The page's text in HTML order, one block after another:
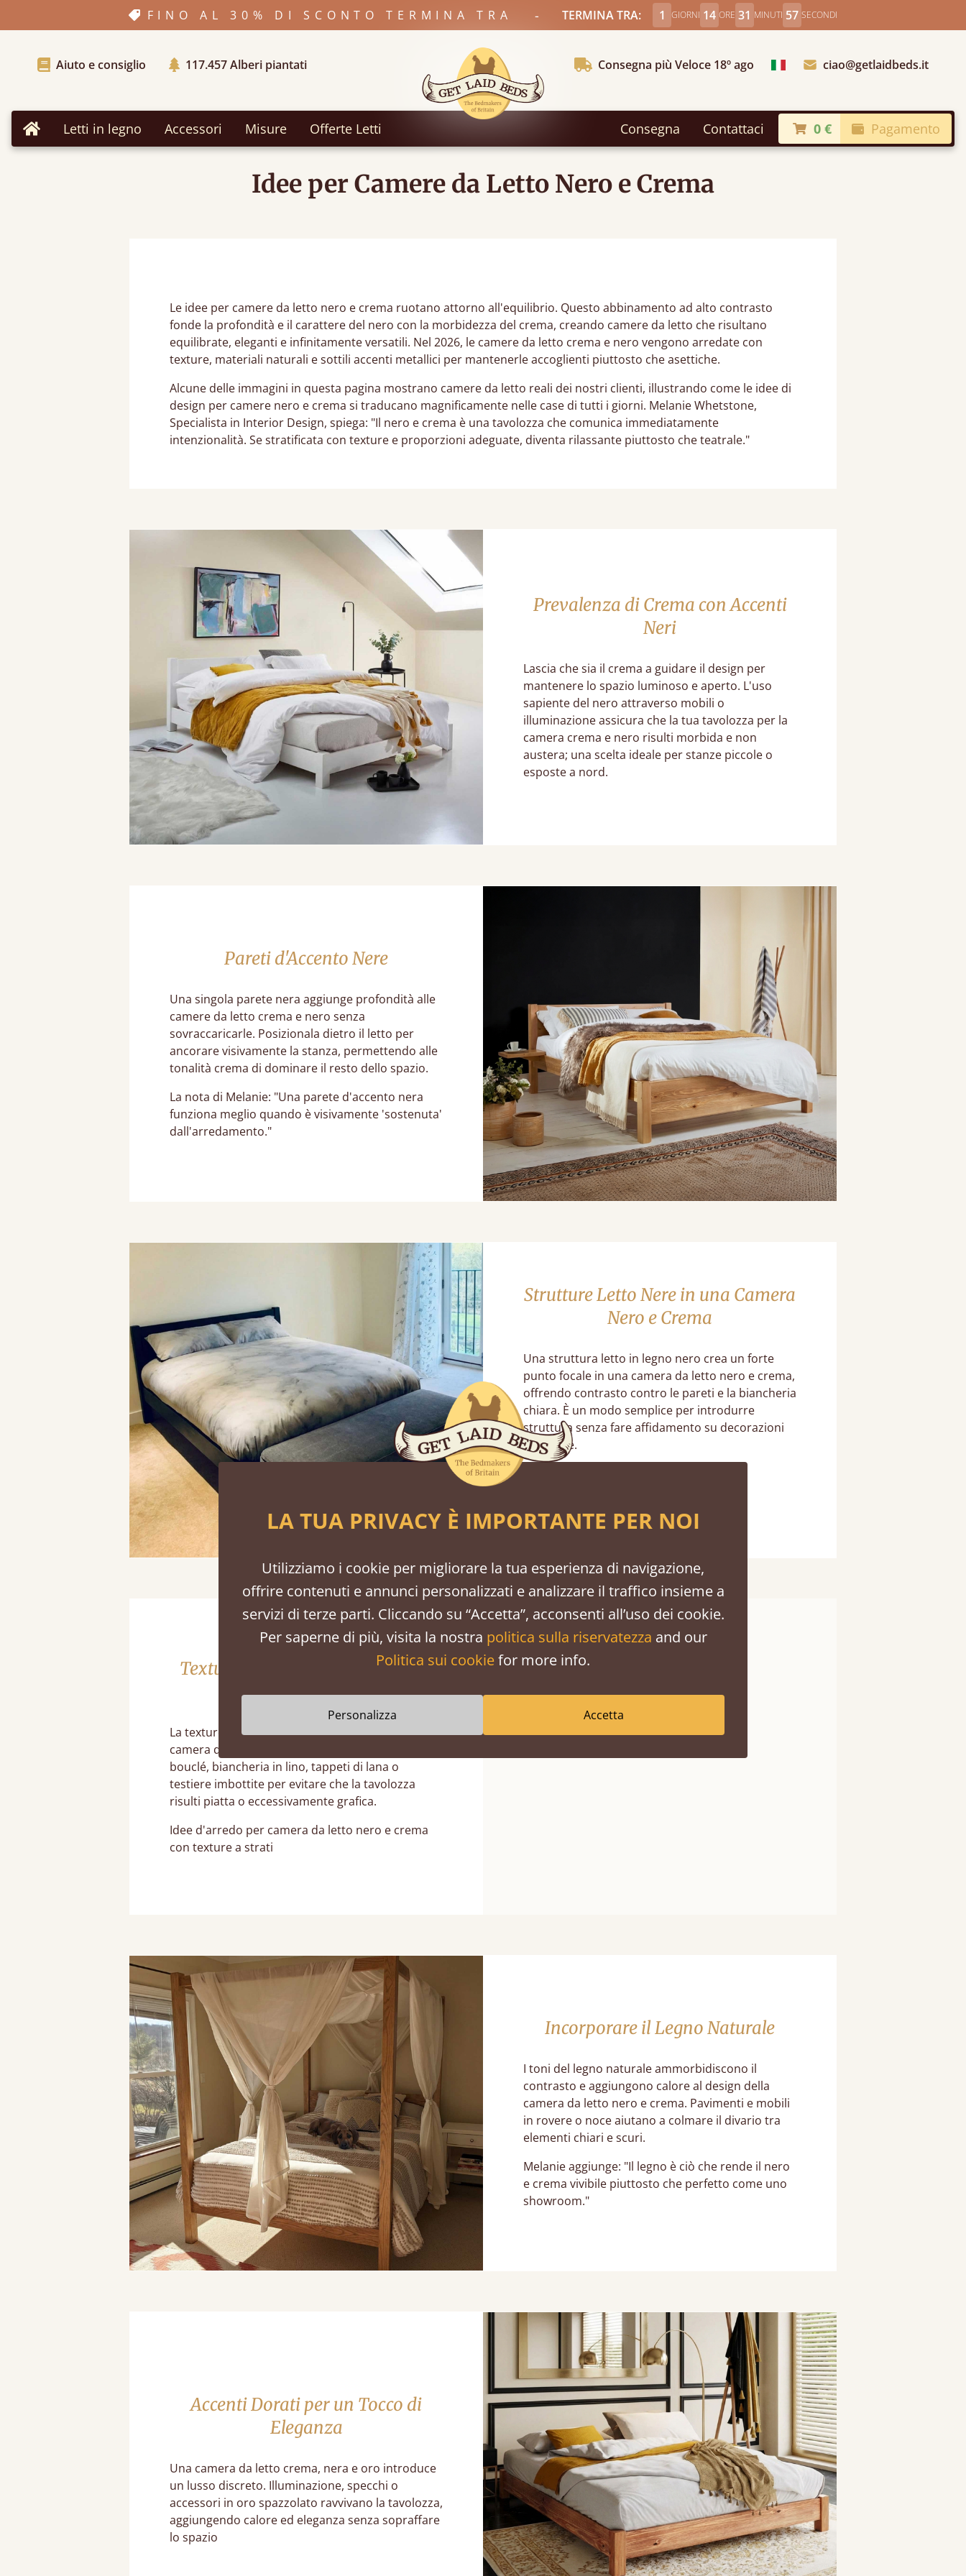
FINO AL 30% DI SCONTO TERMINA TRA - TERMINA TRA: 1 GIORNI 14 ORE 31 MINUTI 56 SECONDI
Aiuto e consiglio 117.457Alberi piantati Consegna più Veloce 18º ago Scegli Paeseciao@getlaidbeds.it
Home Letti in legno Accessori Misure Offerte Letti Consegna Contattaci 0 € Pagamento
Idee per Camere da Letto Nero e Crema
Le idee per camere da letto nero e crema ruotano attorno all'equilibrio. Questo abbinamento ad alto contrasto
fonde la profondità e il carattere del nero con la morbidezza del crema, creando camere da letto che risultano
equilibrate, eleganti e infinitamente versatili. Nel 2026, le camere da letto crema e nero vengono arredate con
texture, materiali naturali e sottili accenti metallici per mantenerle accoglienti piuttosto che asettiche.
Alcune delle immagini in questa pagina mostrano camere da letto reali dei nostri clienti, illustrando come le idee di
design per camere nero e crema si traducano magnificamente nelle case di tutti i giorni. Melanie Whetstone,
Specialista in Interior Design, spiega: "Il nero e crema è una tavolozza che comunica immediatamente
intenzionalità. Se stratificata con texture e proporzioni adeguate, diventa rilassante piuttosto che teatrale."
Prevalenza di Crema con Accenti
Neri
Lascia che sia il crema a guidare il design per
mantenere lo spazio luminoso e aperto. L'uso
sapiente del nero attraverso mobili o
illuminazione assicura che la tua tavolozza per la
camera crema e nero risulti morbida e non
austera; una scelta ideale per stanze piccole o
esposte a nord.
Pareti d'Accento Nere
Una singola parete nera aggiunge profondità alle
camere da letto crema e nero senza
sovraccaricarle. Posizionala dietro il letto per
ancorare visivamente la stanza, permettendo alle
tonalità crema di dominare il resto dello spazio.
La nota di Melanie: "Una parete d'accento nera
funziona meglio quando è visivamente 'sostenuta'
dall'arredamento."
Strutture Letto Nere in una Camera
Nero e Crema
Una struttura letto in legno nero crea un forte
punto focale in una camera da letto nero e crema,
offrendo contrasto contro le pareti e la biancheria
chiara. È un modo semplice per introdurre
struttura senza fare affidamento su decorazioni
eccessive.
Texture a Strati per Idee d'Arredo
Camera Nero e Crema
La texture è essenziale per le idee d'arredo di una
camera da letto nero e crema. Pensa a plaid in
bouclé, biancheria in lino, tappeti di lana o
testiere imbottite per evitare che la tavolozza
risulti piatta o eccessivamente grafica.
Idee d'arredo per camera da letto nero e crema
con texture a strati
Incorporare il Legno Naturale
I toni del legno naturale ammorbidiscono il
contrasto e aggiungono calore al design della
camera da letto nero e crema. Pavimenti e mobili
in rovere o noce aiutano a colmare il divario tra
elementi chiari e scuri.
Melanie aggiunge: "Il legno è ciò che rende il nero
e crema vivibile piuttosto che perfetto come uno
showroom."
Accenti Dorati per un Tocco di
Eleganza
Una camera da letto crema, nera e oro introduce
un lusso discreto. Illuminazione, specchi o
accessori in oro spazzolato ravvivano la tavolozza,
aggiungendo calore ed eleganza senza sopraffare
lo spazio
LA TUA PRIVACY È IMPORTANTE PER NOI
Utilizziamo i cookie per migliorare la tua esperienza di navigazione,
offrire contenuti e annunci personalizzati e analizzare il traffico insieme a
servizi di terze parti. Cliccando su “Accetta”, acconsenti all’uso dei cookie.
Per saperne di più, visita la nostra politica sulla riservatezza and our
Politica sui cookiefor more info.
Personalizza Accetta